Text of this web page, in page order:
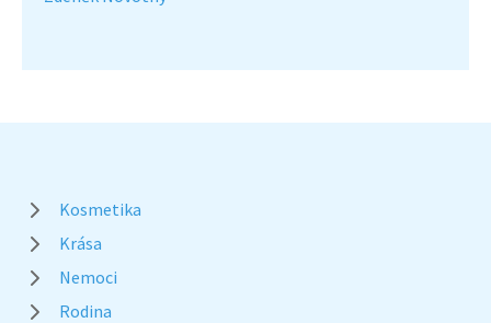
Kosmetika
Krása
Nemoci
Rodina